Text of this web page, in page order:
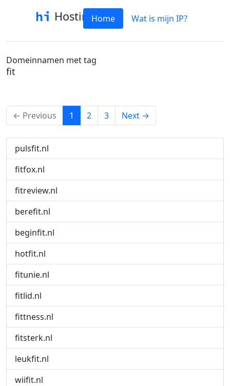
HostinfoHome Wat is mijn IP?
Domeinnamen met tag
fit
← Previous 1 (current)
2 3 Next →
pulsfit.nl
fitfox.nl
fitreview.nl
berefit.nl
beginfit.nl
hotfit.nl
fitunie.nl
fitlid.nl
fittness.nl
fitsterk.nl
leukfit.nl
wiifit.nl